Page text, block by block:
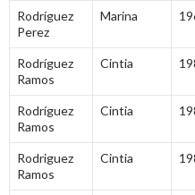
Rodríguez
Perez
Marina
Rodríguez
Ramos
Cintia
Rodríguez
Ramos
Cintia
Rodriguez
Ramos
Cintia